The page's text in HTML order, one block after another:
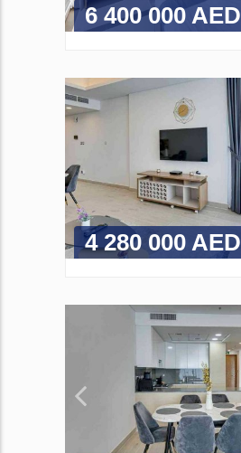
6 400 000 AED
4 280 000 AED